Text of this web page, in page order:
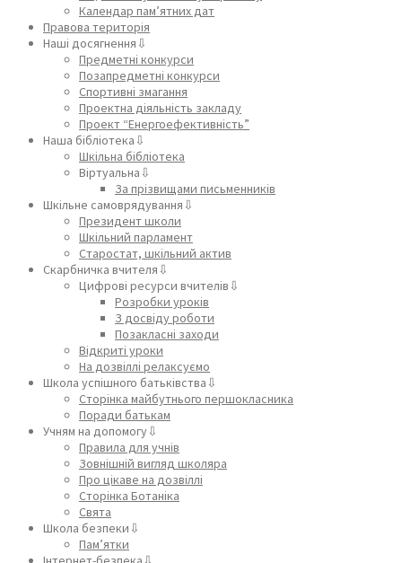
Календар пам’ятних дат
Правова територія
Наші досягнення⇩
Предметні конкурси
Позапредметні конкурси
Спортивні змагання
Проектна діяльність закладу
Проект “Енергоефективність”
Наша бібліотека⇩
Шкільна бібліотека
Віртуальна⇩
За прізвищами письменників
Шкільне самоврядування⇩
Президент школи
Шкільний парламент
Старостат, шкільний актив
Скарбничка вчителя⇩
Цифрові ресурси вчителів⇩
Розробки уроків
З досвіду роботи
Позакласні заходи
Відкриті уроки
На дозвіллі релаксуємо
Школа успішного батьківства⇩
Сторінка майбутнього першокласника
Поради батькам
Учням на допомогу⇩
Правила для учнів
Зовнішній вигляд школяра
Про цікаве на дозвіллі
Сторінка Ботаніка
Свята
Школа безпеки⇩
Пам’ятки